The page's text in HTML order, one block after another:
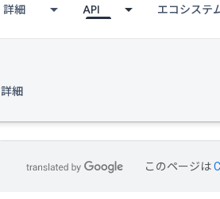
詳細 API エコシステ
詳細
このページは